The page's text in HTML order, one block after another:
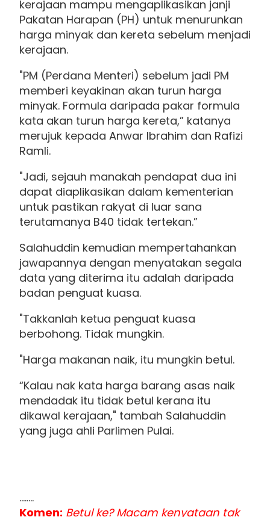
kerajaan mampu mengaplikasikan janji
Pakatan Harapan (PH) untuk menurunkan
harga minyak dan kereta sebelum menjadi
kerajaan.
"PM (Perdana Menteri) sebelum jadi PM
memberi keyakinan akan turun harga
minyak. Formula daripada pakar formula
kata akan turun harga kereta,” katanya
merujuk kepada Anwar Ibrahim dan Rafizi
Ramli.
"Jadi, sejauh manakah pendapat dua ini
dapat diaplikasikan dalam kementerian
untuk pastikan rakyat di luar sana
terutamanya B40 tidak tertekan.”
Salahuddin kemudian mempertahankan
jawapannya dengan menyatakan segala
data yang diterima itu adalah daripada
badan penguat kuasa.
"Takkanlah ketua penguat kuasa
berbohong. Tidak mungkin.
"Harga makanan naik, itu mungkin betul.
“Kalau nak kata harga barang asas naik
mendadak itu tidak betul kerana itu
dikawal kerajaan," tambah Salahuddin
yang juga ahli Parlimen Pulai.
........
Komen: Betul ke? Macam kenyataan tak